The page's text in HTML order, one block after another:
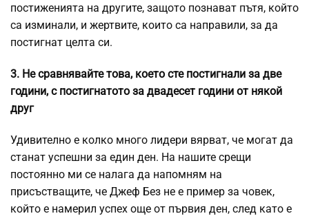
постиженията на другите, защото познават пътя, който
са изминали, и жертвите, които са направили, за да
постигнат целта си.
3. Не сравнявайте това, което сте постигнали за две
години, с постигнатото за двадесет години от някой
друг
Удивително е колко много лидери вярват, че могат да
станат успешни за един ден. На нашите срещи
постоянно ми се налага да напомням на
присъстващите, че Джеф Без не е пример за човек,
който е намерил успех още от първия ден, след като е